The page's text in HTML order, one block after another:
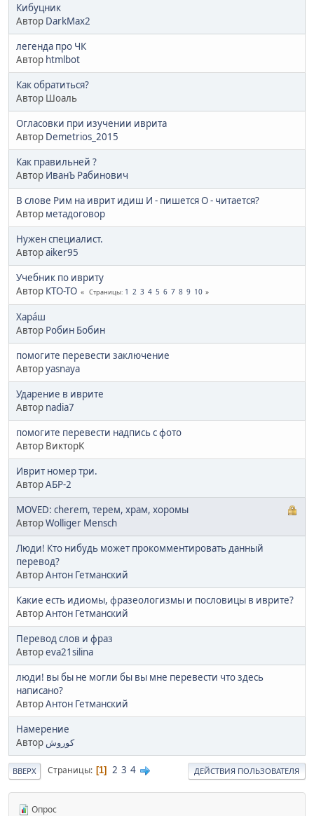
Кибуцник
Автор DarkMax2
легенда про ЧК
Автор htmlbot
Как обратиться?
Автор Шоаль
Огласовки при изучении иврита
Автор Demetrios_2015
Как правильней ?
Автор ИванЪ Рабинович
В слове Рим на иврит идиш И - пишется О - читается?
Автор метадоговор
Нужен специалист.
Авторaiker95
Учебник по ивриту
Автор КТО-ТО Страницы 1 2 3 4 5 6 7 8 9 10
Харáш
Автор Робин Бобин
помогите перевести заключение
Авторyasnaya
Ударение в иврите
Автор nadia7
помогите перевести надпись с фото
Автор ВикторK
Иврит номер три.
АвторАБР-2
MOVED: cherem, терем, храм, хоромы
АвторWolliger Mensch
Люди! Кто нибудь может прокомментировать данный
перевод?
АвторАнтон Гетманский
Какие есть идиомы, фразеологизмы и пословицы в иврите?
АвторАнтон Гетманский
Перевод слов и фраз
Авторeva21silina
люди! вы бы не могли бы вы мне перевести что здесь
написано?
АвторАнтон Гетманский
Намерение
Автор کوروش
ВВЕРХ Страницы 1 2 3 4 ДЕЙСТВИЯ ПОЛЬЗОВАТЕЛЯ
Опрос